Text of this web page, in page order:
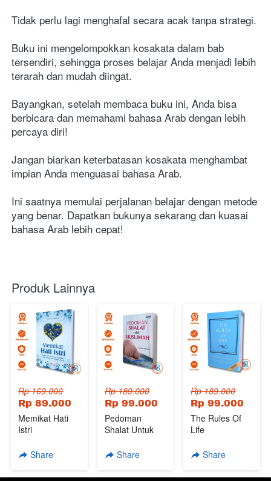
Tidak perlu lagi menghafal secara acak tanpa strategi.
Buku ini mengelompokkan kosakata dalam bab
tersendiri, sehingga proses belajar Anda menjadi lebih
terarah dan mudah diingat.
Bayangkan, setelah membaca buku ini, Anda bisa
berbicara dan memahami bahasa Arab dengan lebih
percaya diri!
Jangan biarkan keterbatasan kosakata menghambat
impian Anda menguasai bahasa Arab.
Ini saatnya memulai perjalanan belajar dengan metode
yang benar. Dapatkan bukunya sekarang dan kuasai
bahasa Arab lebih cepat!
Produk Lainnya
Rp 169.000
Rp 89.000
Memikat Hati
Istri
Share
Rp 189.000
Rp 99.000
Pedoman
Shalat Untuk
Share
Rp 189.000
Rp 99.000
The Rules Of
Life
Share